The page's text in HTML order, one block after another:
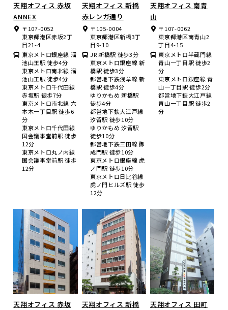
天翔オフィス 赤坂
ANNEX
〒107-0052
東京都港区赤坂2丁
目21-4
東京メトロ銀座線 溜
池山王駅 徒歩4分
東京メトロ南北線 溜
池山王駅 徒歩4分
東京メトロ千代田線
赤坂駅 徒歩7分
東京メトロ南北線 六
本木一丁目駅 徒歩6
分
東京メトロ千代田線
国会議事堂前駅 徒歩
12分
東京メトロ丸ノ内線
国会議事堂前駅 徒歩
12分
天翔オフィス 新橋
赤レンガ通り
〒105-0004
東京都港区新橋3丁
目9-10
JR 新橋駅 徒歩3分
東京メトロ銀座線 新
橋駅 徒歩3分
都営地下鉄浅草線 新
橋駅 徒歩4分
ゆりかもめ 新橋駅
徒歩4分
都営地下鉄大江戸線
汐留駅 徒歩10分
ゆりかもめ 汐留駅
徒歩10分
都営地下鉄三田線 御
成門駅 徒歩10分
東京メトロ銀座線 虎
ノ門駅 徒歩10分
東京メトロ日比谷線
虎ノ門ヒルズ駅 徒歩
12分
天翔オフィス 南青
山
〒107-0062
東京都港区南青山2
丁目4-15
東京メトロ半蔵門線
青山一丁目駅 徒歩2
分
東京メトロ銀座線 青
山一丁目駅 徒歩2分
都営地下鉄大江戸線
青山一丁目駅 徒歩2
分
天翔オフィス 赤坂
天翔オフィス 新橋
天翔オフィス 田町